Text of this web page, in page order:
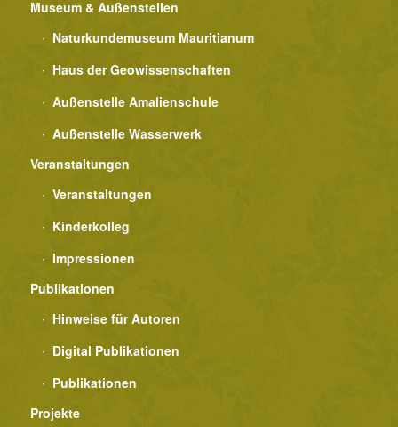
Museum & Außenstellen
Naturkundemuseum Mauritianum
Haus der Geowissenschaften
Außenstelle Amalienschule
Außenstelle Wasserwerk
Veranstaltungen
Veranstaltungen
Kinderkolleg
Impressionen
Publikationen
Hinweise für Autoren
Digital Publikationen
Publikationen
Projekte